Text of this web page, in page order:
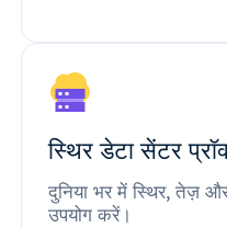
स्थिर डेटा सेंटर
दुनिया भर में स्थिर, तेज़
उपयोग करें।